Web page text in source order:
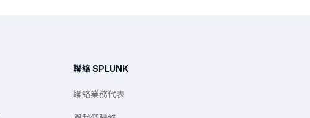
聯絡 SPLUNK
聯絡業務代表